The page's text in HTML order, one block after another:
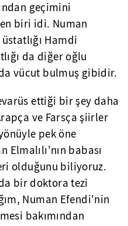
geçimini
biri idi. Numan
Hamdi
da diğer oğlu
vücut bulmuş gibidir.
ettiği bir şey daha
ve Farsça şiirler
pek öne
Elmalılı'nın babası
olduğunu biliyoruz.
bir doktora tezi
Numan Efendi'nin
bakımından